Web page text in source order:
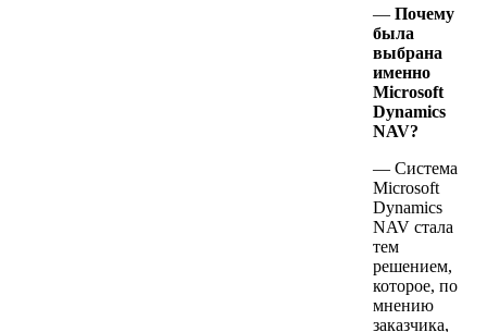
— Почему
была
выбрана
именно
Microsoft
Dynamics
NAV?
— Система
Microsoft
Dynamics
NAV стала
тем
решением,
которое, по
мнению
заказчика,